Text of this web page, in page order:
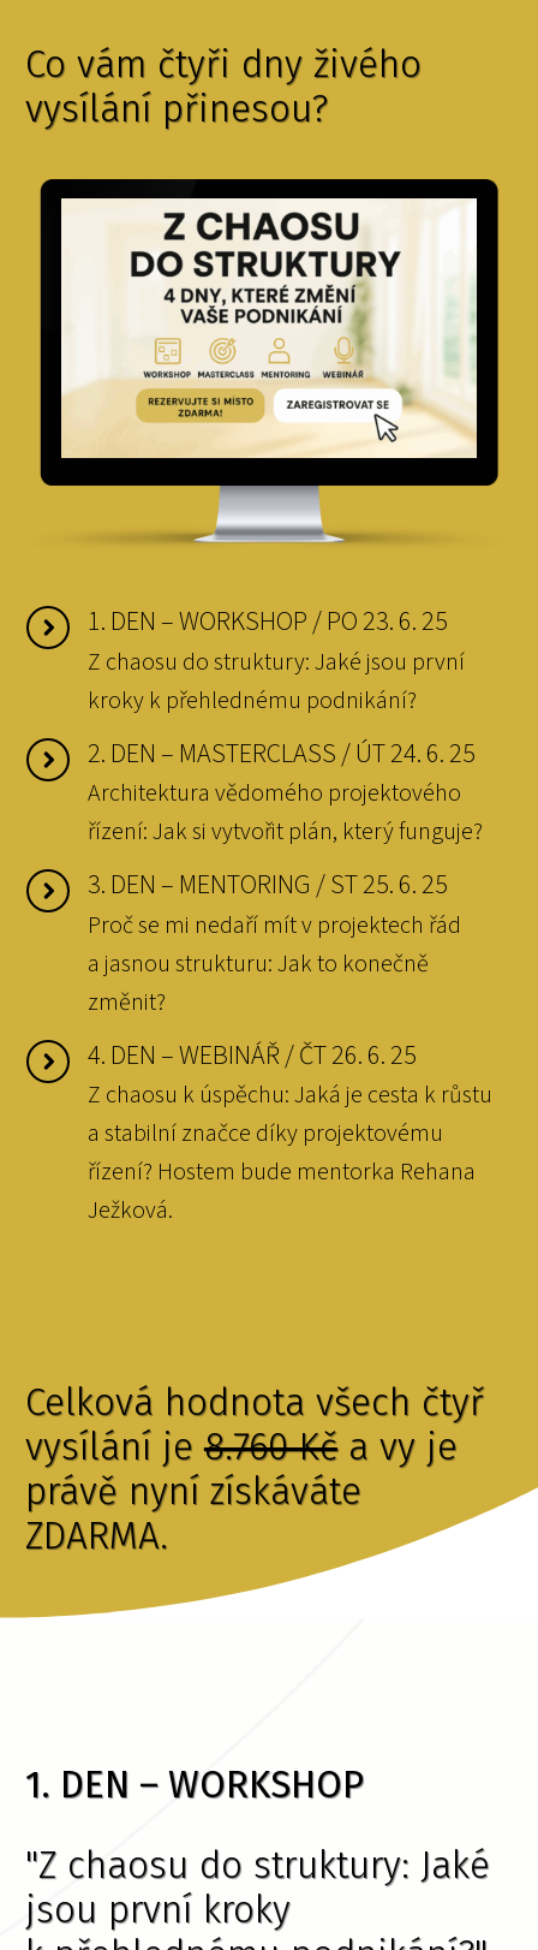
Co vám čtyři dny živého
vysílání přinesou?
1. DEN – WORKSHOP / PO 23. 6. 25
Z chaosu do struktury: Jaké jsou první
kroky k přehlednému podnikání?
2. DEN – MASTERCLASS / ÚT 24. 6. 25
Architektura vědomého projektového
řízení: Jak si vytvořit plán, který funguje?
3. DEN – MENTORING / ST 25. 6. 25
Proč se mi nedaří mít v projektech řád
a jasnou strukturu: Jak to konečně
změnit?
4. DEN – WEBINÁŘ / ČT 26. 6. 25
Z chaosu k úspěchu: Jaká je cesta k růstu
a stabilní značce díky projektovému
řízení? Hostem bude mentorka Rehana
Ježková.
Celková hodnota všech čtyř
vysílání je8.760 Kča vy je
právě nyní získáváte
ZDARMA.
1. DEN – WORKSHOP
"Z chaosu do struktury: Jaké
jsou první kroky